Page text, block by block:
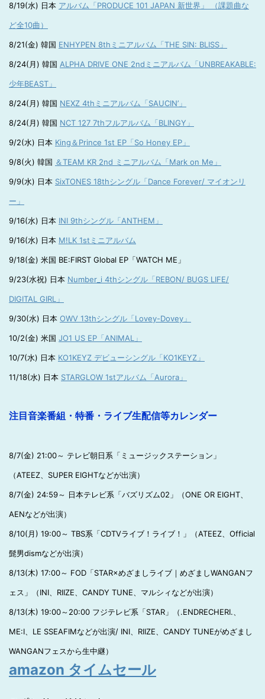
8/19(水) 日本 アルバム「PRODUCE 101 JAPAN 新世界」 （課題曲な
ど全10曲）
8/21(金) 韓国 ENHYPEN 8thミニアルバム「THE SIN: BLISS」
8/24(月) 韓国 ALPHA DRIVE ONE 2ndミニアルバム「UNBREAKABLE:
少年BEAST」
8/24(月) 韓国 NEXZ 4thミニアルバム「SAUCIN’」
8/24(月) 韓国 NCT 127 7thフルアルバム「BLINGY」
9/2(水) 日本 King＆Prince 1st EP「So Honey EP」
9/8(火) 韓国 ＆TEAM KR 2nd ミニアルバム「Mark on Me」
9/9(水) 日本 SixTONES 18thシングル「Dance Forever/ マイオンリ
ー」
9/16(水) 日本 INI 9thシングル「ANTHEM」
9/16(水) 日本 M!LK 1stミニアルバム
9/18(金) 米国 BE:FIRST Global EP「WATCH ME」
9/23(水祝) 日本 Number_i 4thシングル「REBON/ BUGS LIFE/
DIGITAL GIRL」
9/30(水) 日本 OWV 13thシングル「Lovey-Dovey」
10/2(金) 米国 JO1 US EP「ANIMAL」
10/7(水) 日本 KO1KEYZ デビューシングル「KO1KEYZ」
11/18(水) 日本 STARGLOW 1stアルバム「Aurora」
注目音楽番組・特番・ライブ生配信等カレンダー
8/7(金) 21:00～ テレビ朝日系「ミュージックステーション」
（ATEEZ、SUPER EIGHTなどが出演）
8/7(金) 24:59～ 日本テレビ系「バズリズム02」（ONE OR EIGHT、
AENなどが出演）
8/10(月) 19:00～ TBS系「CDTVライブ！ライブ！」（ATEEZ、Official
髭男dismなどが出演）
8/13(木) 17:00～ FOD「STAR×めざましライブ｜めざましWANGANフ
ェス」（INI、RIIZE、CANDY TUNE、マルシィなどが出演）
8/13(木) 19:00～20:00 フジテレビ系「STAR」（.ENDRECHERI.、
ME:I、LE SSEAFIMなどが出演/ INI、RIIZE、CANDY TUNEがめざまし
WANGANフェスから生中継）
amazon タイムセール